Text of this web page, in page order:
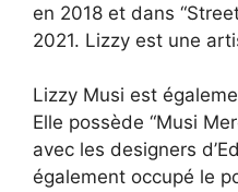
en 2018 et dans
2021. Lizzy est une
Lizzy Musi est
Elle possède “Musi
avec les designers
également occupé le